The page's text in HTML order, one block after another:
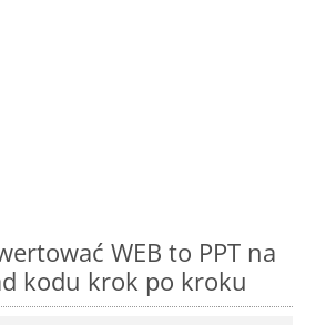
WEB to PPT na
kodu krok po kroku